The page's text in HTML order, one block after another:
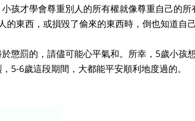
孩才學會尊重別人的所有權就像尊重自己的所
的東西，或損毀了偷來的東西時，倒也知道自
懲罰的，請儘可能心平氣和。所幸，5歲小孩
5-6歲這段期間，大都能平安順利地度過的。